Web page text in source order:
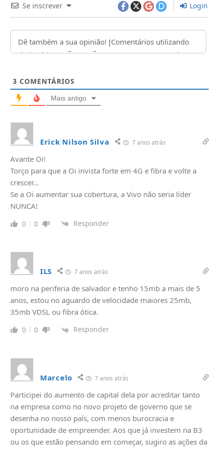
Se inscrever Login
3 COMENTÁRIOS
Mais antigo
Erick Nilson Silva 7 anos atrás
Avante Oi!
Torço para que a Oi invista forte em 4G e fibra e volte a
crescer…
Se a Oi aumentar sua cobertura, a Vivo não seria líder
NUNCA!
0 0 Responder
ILS 7 anos atrás
moro na periferia de salvador e tenho 15mb a mais de 5
anos, estou no aguardo de velocidade maiores 25mb,
35mb VDSL ou fibra ótica.
0 0 Responder
Marcelo 7 anos atrás
Participei do aumento de capital dela por acreditar tanto
na empresa como no novo projeto de governo que se
desenha no nosso país, com menos burocracia e
oportunidade de empreender. Aos que já investem na B3
ou os que estão pensando em começar, sugiro as ações da